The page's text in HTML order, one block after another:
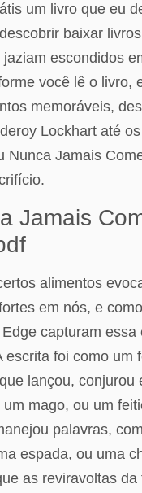
um livro que eu
baixar
escondidos
você lê o livro,
memoráveis,
Lockhart até
Nunca Jamais
Jamais
alimentos
em nós, e
capturam essa
escrita foi como um
lançou, conjurou
mago, ou um
palavras,
espada, ou uma
as reviravoltas da